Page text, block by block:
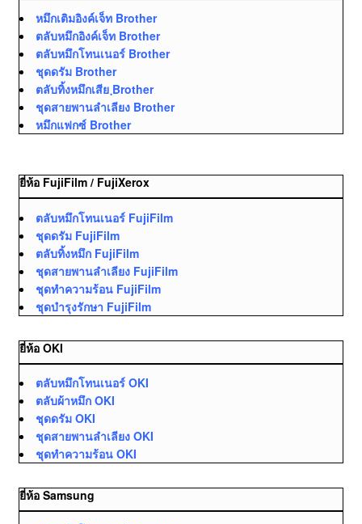
หมึกเติมอิงค์เจ็ท Brother
ตลับหมึกอิงค์เจ็ท Brother
ตลับหมึกโทนเนอร์ Brother
ชุดดรัม Brother
ตลับทิ้งหมึกเสีย ฺBrother
ชุดสายพานลำเลียง Brother
หมึกแฟกซ์ Brother
ยี่ห้อ FujiFilm / FujiXerox
ตลับหมึกโทนเนอร์ FujiFilm
ชุดดรัม FujiFilm
ตลับทิ้งหมึก FujiFilm
ชุดสายพานลำเลียง FujiFilm
ชุดทำความร้อน FujiFilm
ชุดบำรุงรักษา FujiFilm
ยี่ห้อ OKI
ตลับหมึกโทนเนอร์ OKI
ตลับผ้าหมึก OKI
ชุดดรัม OKI
ชุดสายพานลำเลียง OKI
ชุดทำความร้อน OKI
ยี่ห้อ Samsung